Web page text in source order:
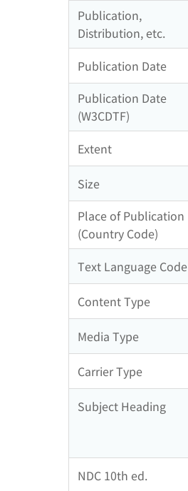
Publication,
Distribution, etc.
Publication Date
Publication Date
(W3CDTF)
Extent
Size
Place of Publication
(Country Code)
Text Language Code
Content Type
Media Type
Carrier Type
Subject Heading
NDC 10th ed.